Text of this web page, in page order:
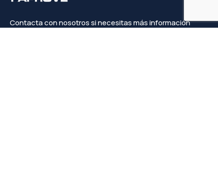
Contacta con nosotros si necesitas más información